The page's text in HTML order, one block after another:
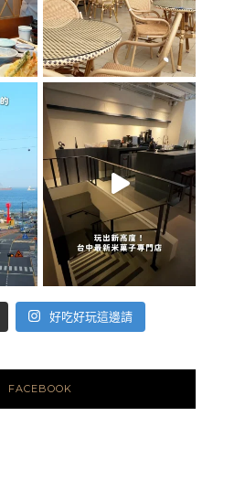
好吃好玩這邊請
FACEBOOK